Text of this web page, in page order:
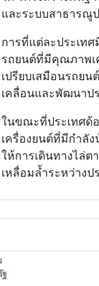
และระบบสาธารณู
การที่แต่ละประเท
รถยนต์ที่มีคุณภาพเ
เปรียบเสมือนรถย
เคลื่อนและพัฒนาป
ในขณะที่ประเทศด้
เครื่องยนต์ที่มีกำลั
ให้การเดินทางไล่
เหลื่อมล้ำระหว่าง